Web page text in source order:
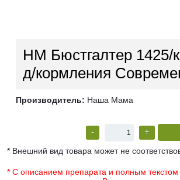
НМ Бюстгалтер 1425/
д/кормления
Производитель: Наша Мама
- +
* Внешний вид товара может не
* С описанием препарата и полным текстом